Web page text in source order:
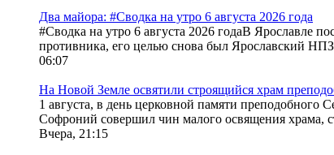
Два майора: #Сводка на утро 6 августа 2026 года
#Сводка на утро 6 августа 2026 годаВ Ярославле
противника, его целью снова был Ярославский
06:07
На Новой Земле освятили строящийся храм
1 августа, в день церковной памяти
Софроний совершил чин малого освящения храма,
Вчера, 21:15